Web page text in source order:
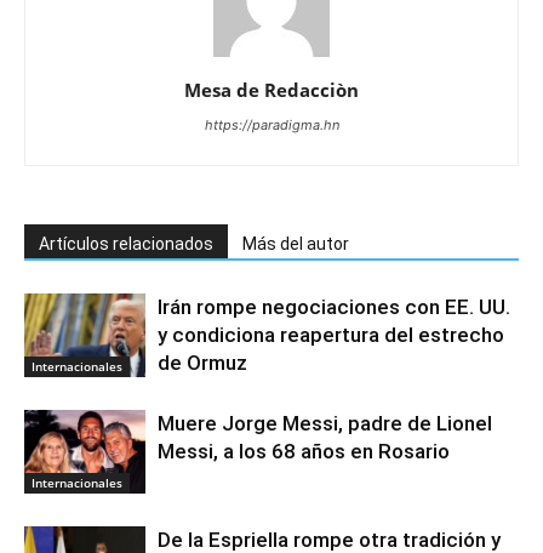
Mesa de Redacciòn
https://paradigma.hn
Artículos relacionados Más del autor
Internacionales
Irán rompe negociaciones con EE. UU.
y condiciona reapertura del estrecho
de Ormuz
Internacionales
Muere Jorge Messi, padre de Lionel
Messi, a los 68 años en Rosario
De la Espriella rompe otra tradición y